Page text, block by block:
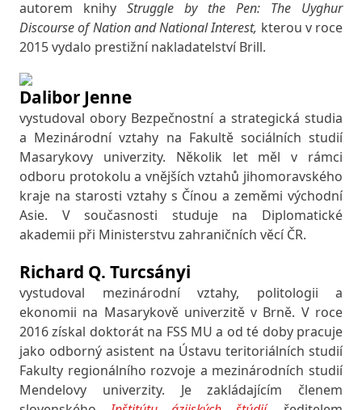
autorem knihy Struggle by the Pen: The Uyghur
Discourse of Nation and National Interest, kterou v roce
2015 vydalo prestižní nakladatelství Brill.
Dalibor Jenne
vystudoval obory Bezpečnostní a strategická studia
a Mezinárodní vztahy na Fakultě sociálních studií
Masarykovy univerzity. Několik let měl v rámci
odboru protokolu a vnějších vztahů jihomoravského
kraje na starosti vztahy s Čínou a zeměmi východní
Asie. V současnosti studuje na Diplomatické
akademii při Ministerstvu zahraničních věcí ČR.
Richard Q. Turcsányi
vystudoval mezinárodní vztahy, politologii a
ekonomii na Masarykově univerzitě v Brně. V roce
2016 získal doktorát na FSS MU a od té doby pracuje
jako odborný asistent na Ústavu teritoriálních studií
Fakulty regionálního rozvoje a mezinárodních studií
Mendelovy univerzity. Je zakládajícím členem